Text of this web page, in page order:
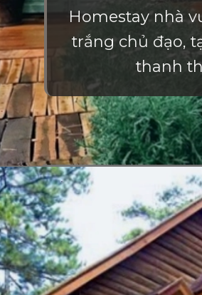
Homestay nhà
trắng chủ đạo,
thanh
Đang mở